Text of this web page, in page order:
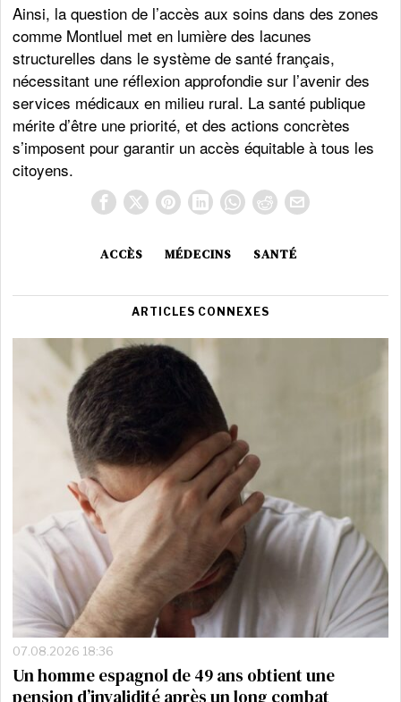
Ainsi, la question de l’accès aux soins dans des zones
comme Montluel met en lumière des lacunes
structurelles dans le système de santé français,
nécessitant une réflexion approfondie sur l’avenir des
services médicaux en milieu rural. La santé publique
mérite d’être une priorité, et des actions concrètes
s’imposent pour garantir un accès équitable à tous les
citoyens.
ACCÈS MÉDECINS SANTÉ
ARTICLES CONNEXES
07.08.2026 18:36
Un homme espagnol de 49 ans obtient une
pension d’invalidité après un long combat